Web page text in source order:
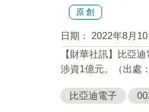
原創
日期：
2022年8月
【財華社訊】比亞迪
涉資1億元。（出處
比亞迪電子